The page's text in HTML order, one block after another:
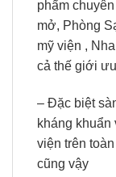
phẩm
mở, Phòng
mỹ viện ,
cả thế giới
– Đặc biệt
kháng khuẩn
viện trên
cũng vậy